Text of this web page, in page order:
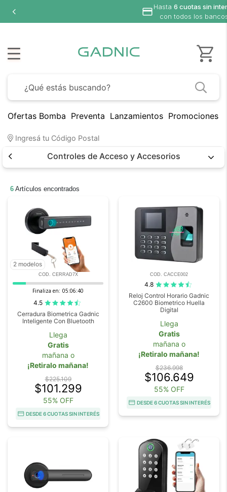
Hasta 6 cuotas sin
con todos los
Ofertas Bomba Preventa Lanzamientos Promociones
Ingresá tu Código Postal
Controles de Acceso y Accesorios
6 Artículos encontrados
2 modelos
COD. CERRAD7X
Finaliza en: 05:06:39
4.5
Cerradura Biometrica Gadnic
Inteligente Con Bluetooth
Llega
Gratis
mañana o
¡Retiralo mañana!
$225.109
$101.299
55% OFF
DESDE 6 CUOTAS SIN INTERÉS
COD. CACCE002
4.8
Reloj Control Horario Gadnic
C2600 Biometrico Huella
Digital
Llega
Gratis
mañana o
¡Retiralo mañana!
$236.998
$106.649
55% OFF
DESDE 6 CUOTAS SIN INTERÉS